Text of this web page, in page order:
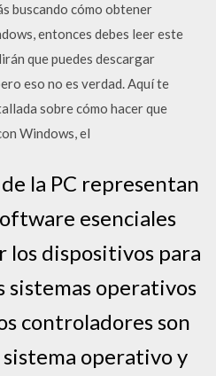
buscando cómo obtener
entonces debes leer este
que puedes descargar
eso no es verdad. Aquí te
sobre cómo hacer que
Windows, el
la PC representan
esenciales
los dispositivos para
sistemas operativos
controladores son
sistema operativo y